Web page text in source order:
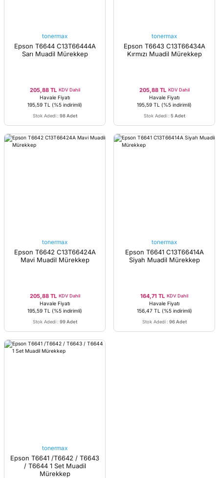
tonermax
Epson T6644 C13T66444A
Sarı Muadil Mürekkep
205,88 TL KDV Dahil
Havale Fiyatı
195,59 TL (%5 indirimli)
Stok Adedi : 98 Adet
tonermax
Epson T6643 C13T66434A
Kırmızı Muadil Mürekkep
205,88 TL KDV Dahil
Havale Fiyatı
195,59 TL (%5 indirimli)
Stok Adedi : 5 Adet
tonermax
Epson T6642 C13T66424A
Mavi Muadil Mürekkep
205,88 TL KDV Dahil
Havale Fiyatı
195,59 TL (%5 indirimli)
Stok Adedi : 99 Adet
tonermax
Epson T6641 C13T66414A
Siyah Muadil Mürekkep
164,71 TL KDV Dahil
Havale Fiyatı
156,47 TL
(%5 indirimli)
Stok Adedi : 96 Adet
tonermax
Epson T6641 /T6642 / T6643
/ T6644 1 Set Muadil
Mürekkep